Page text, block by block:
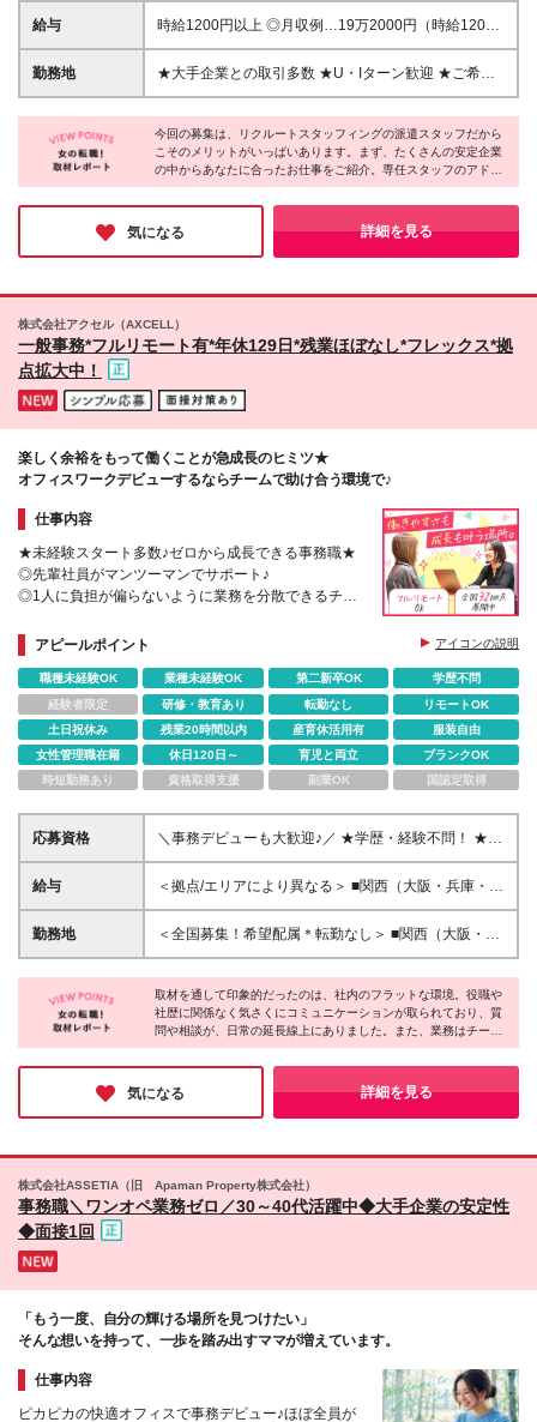
るブランク復帰なども応援します！ ☆*. こんな方を歓
手企業で働いてみたい ◎未経験からチャレンジした
い など ※高校生の方はご登録いただけません。 ※元
した先輩スタッフがたくさん！ 周囲のスタッフや派
遣先企業の社員と連携・協働しながら取り組むので、
コミュニケーションスキルも活かせます。
給与
時給1200円以上 ◎月収例…19万2000円（時給1200
円×1日8h×20日） ※給与の即受取りサービスあり。働
いたお給料の一部を、お給料日前に受け取れます（利
※時間外手当は発生分を全額支給します ※初回の契約
は2ヶ月間ですが、再契約の予定があります。
勤務地
★大手企業との取引多数 ★U・Iターン歓迎 ★ご希望
に合わせてお仕事をご紹介します 《勤務地エリア》 ■
北海道・東北 北海道、宮城県、秋田県、福島県、岩
手県 ■首都圏 東京都、神奈川県、千葉県、埼玉県 ■北
関東 栃木県、茨城県、群馬県 ■東海 愛知県、静岡
県、三重県、岐阜県 ■関西 大阪府、京都府、兵庫県、
奈良県、滋賀県 ■九州 福岡県 【派遣就業中における
勤務地変更の範囲】変更なし
今回の募集は、リクルートスタッフィングの派遣スタッフだから
こそのメリットがいっぱいあります。まず、たくさんの安定企業
の中からあなたに合ったお仕事をご紹介。専任スタッフのアドバ
イスや研修などのサポートもあるので、未経験の方も安心です
ね！「事務デビューしたい」という方はぜひこの機会にチャレン
ジしてみてはいかがでしょうか。
気になる 詳細を見る
株式会社アクセル（AXCELL）
一般事務*フルリモート有*年休129日*残業ほぼなし*フレックス*拠
点拡大中！
楽しく余裕をもって働くことが急成長のヒミツ★
オフィスワークデビューするならチームで助け合う環境で♪
仕事内容
★未経験スタート多数♪ゼロから成長できる事務職★
◎先輩社員がマンツーマンでサポート♪
◎1人に負担が偏らないように業務を分散できるチー
◎土日祝休み×原則定時退社でプライベートも充実
アピールポイント アイコンの説明
職種未経験OK 業種未経験OK 第二新卒OK
学歴不問
経験者限定
研修・教育あり 転勤なし
リモートOK
土日祝休み
残業20時間以内 産育休活用有
服装自由
女性管理職在籍
休日120日～ 育児と両立
ブランクOK
時短勤務あり
資格取得支援 副業OK 国認定取得
応募資格
＼事務デビューも大歓迎♪／ ★学歴・経験不問！ ★第
⼆新卒・ブランクがある方も歓迎します ★各拠点1～
3名募集 ▼こんな方をお待ちしています！ ◎人の役に
心がけることができる方 ◎周りと協力し合いながら
進められる方 ▼応募条件 ■37歳以下の方（※若年層
給与
＜拠点/エリアにより異なる＞ ■関西（大阪・兵庫・京
都・滋賀・奈良） 月給220,000円以上 ■関東（東京・
神奈川・埼玉・千葉・群馬・茨城） 月給235,000円以
信越（山梨・長野） 月給210,000円以上 ■東海（静
岡） 月給210,000円以上 ■東海（愛知・岐阜・三重）
月給220,000円以上 ■中国（広島・岡山） 月給
します。 ※試用期間はありません。
勤務地
＜全国募集！希望配属＊転勤なし＞ ■関西（大阪・兵
庫・京都・滋賀・奈良） ・大阪本社 ・神戸営業所 ・
京都営業所 ・滋賀営業所 ・奈良営業所（今年2月
OPEN！） ・姫路営業所（今年3月OPEN！） ■関東
（東京・神奈川・埼玉・千葉・群馬・茨城） ・東京
支社 ・横浜営業所 ・大宮営業所 ・立川営業所 ・松戸
営業所 ・高崎営業所 ・水戸営業所 ・幕張営業所 ・千
葉営業所（今年5月OPEN！） ■北海道・東北（北海
（静岡・愛知・岐阜・三重） ・名古屋支店 ・静岡支
店 ・浜松営業所 ・四日市営業所 ・岐阜営業所 ・刈谷
勤務していくことは可能です。
取材を通して印象的だったのは、社内のフラットな環境。役職や
社歴に関係なく気さくにコミュニケーションが取られており、質
問や相談が、日常の延長線上にありました。また、業務はチーム
で分担する体制が整えられており、一人に負荷が偏りにくい点も
安心して働ける要因ではないでしょうか。こうした支え合う仕組
みが、未経験入社組の成長を後押ししているのだと感じました。
気になる 詳細を見る
株式会社ASSETIA（旧 Apaman Property株式会社）
事務職＼ワンオペ業務ゼロ／30～40代活躍中◆大手企業の安定性
◆面接1回
「もう一度、自分の輝ける場所を見つけたい」
そんな想いを持って、一歩を踏み出すママが増えています。
仕事内容
ピカピカの快適オフィスで事務デビュー♪ほぼ全員が